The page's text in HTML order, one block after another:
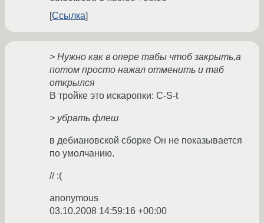
Ссылка
> Нужно как в опере табы чтоб закрыть,а
потом просто нажал отменить и таб
открылся
В тройке это искаропки: C-S-t
> убрать флеш
в дебиановской сборке Он не показывается
по умолчанию.
// :(
anonymous
03.10.2008 14:59:16 +00:00